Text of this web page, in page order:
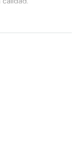
para satisfacer
al bienestar